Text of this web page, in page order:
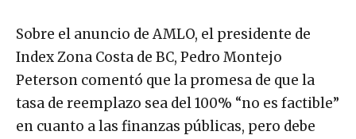
Sobre el anuncio de AMLO, el presidente de
Index Zona Costa de BC, Pedro Montejo
Peterson comentó que la promesa de que la
tasa de reemplazo sea del 100% “no es factible”
en cuanto a las finanzas públicas, pero debe